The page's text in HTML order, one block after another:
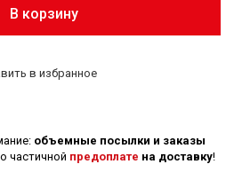
В корзину
в избранное
объемные посылки и заказы
частичной предоплате на доставку!